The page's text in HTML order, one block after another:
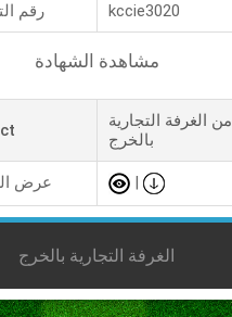
رقم kccie3020
مشاهدة الشهادة
من الغرفة التجارية
بالخرج
عرض
الغرفة التجارية بالخرج